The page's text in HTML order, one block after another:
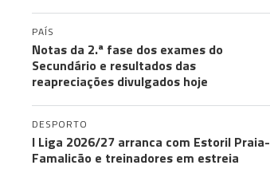
PAÍS
Notas da 2.ª fase dos exames do
Secundário e resultados das
reapreciações divulgados hoje
DESPORTO
I Liga 2026/27 arranca com Estoril Praia-
Famalicão e treinadores em estreia